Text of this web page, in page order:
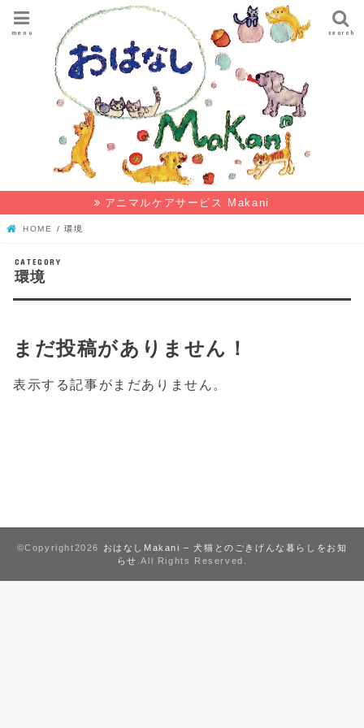
search
menu
アニマルケアサービス Makani
HOME 環境
環境
まだ投稿がありません！
表示する記事がまだありません。
©Copyright2026
おはなしMakani – 犬猫とのごきげんな暮らしをお知
らせ .All Rights Reserved.